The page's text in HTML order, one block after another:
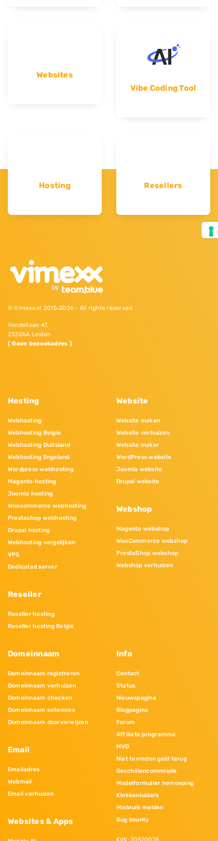
Websites
Vibe Coding Tool
Hosting Resellers
© Vimexx.nl 2015‐2026 - All rights reserved
Vondellaan 47,
2332AA Leiden
( Geen bezoekadres )
Hosting
Webhosting
Webhosting Belgie
Webhosting Duitsland
Webhosting Engeland
Wordpress webhosting
Magento hosting
Joomla hosting
Woocommerce webhosting
Prestashop webhosting
Drupal hosting
Webhosting vergelijken
VPS
Dedicated server
Reseller
Reseller hosting
Reseller hosting Belgie
Website
Website maken
Website verhuizen
Website maker
WordPress website
Joomla website
Drupal website
Webshop
Magento webshop
WooCommerce webshop
PrestaShop webshop
Webshop verhuizen
Domeinnaam
Domeinnaam registreren
Domeinnaam verhuizen
Domeinnaam checken
Domeinnaam extensies
Domeinnaam doorverwijzen
Email
Emailadres
Webmail
Email verhuizen
Websites & Apps
Info
Contact
Status
Nieuwspagina
Blogpagina
Forum
Affiliate programma
MVO
Niet tevreden geld terug
Geschillencommissie
Modelformulier herroeping
Klokkenluiders
Misbruik melden
Bug bounty
KVK: 70570078